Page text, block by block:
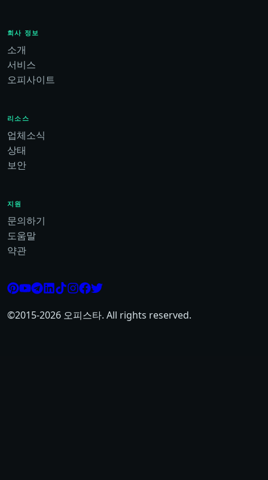
회사 정보
소개
서비스
오피사이트
리소스
업체소식
상태
보안
지원
문의하기
도움말
약관
©2015-2026 오피스타. All rights reserved.